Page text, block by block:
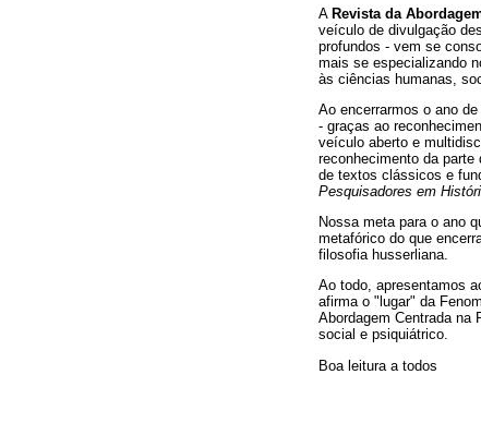
A Revista da
veículo de divulgação
profundos - vem se
mais se especializando
às ciências humanas,
Ao encerrarmos o ano
- graças ao
veículo aberto e
reconhecimento da
de textos clássicos e
Pesquisadores em
Nossa meta para o ano
metafórico do que
filosofia husserliana.
Ao todo, apresentamos
afirma o "lugar" da
Abordagem Centrada na
social e psiquiátrico.
Boa leitura a todos